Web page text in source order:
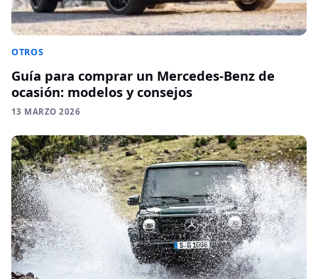
OTROS
Guía para comprar un Mercedes-Benz de
ocasión: modelos y consejos
13 MARZO 2026